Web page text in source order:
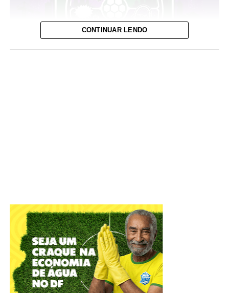
artistas do Distrito Federal e convidados nacionais em
uma programação voltada a toda a comunidade, que terá
como um de seus destaques a revitalização da própria
pista de skate por meio de intervenções de grafite
realizadas ao longo do dia.
“O Gama Art Day foi concebido para valorizar a produção
artística da cidade e fortalecer a cultura produzida nas
CONTINUAR LENDO